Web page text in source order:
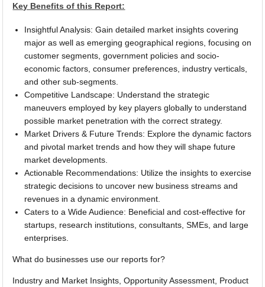
Key Benefits of this Report:
Insightful Analysis: Gain detailed market insights covering
major as well as emerging geographical regions, focusing on
customer segments, government policies and socio-
economic factors, consumer preferences, industry verticals,
and other sub-segments.
Competitive Landscape: Understand the strategic
maneuvers employed by key players globally to understand
possible market penetration with the correct strategy.
Market Drivers & Future Trends: Explore the dynamic factors
and pivotal market trends and how they will shape future
market developments.
Actionable Recommendations: Utilize the insights to exercise
strategic decisions to uncover new business streams and
revenues in a dynamic environment.
Caters to a Wide Audience: Beneficial and cost-effective for
startups, research institutions, consultants, SMEs, and large
enterprises.
What do businesses use our reports for?
Industry and Market Insights, Opportunity Assessment, Product